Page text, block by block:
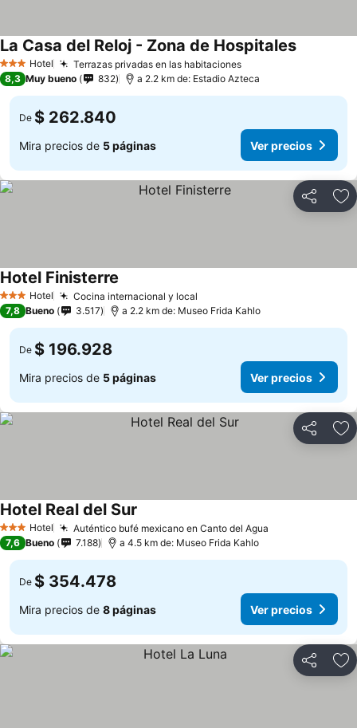
3 Estrellas
Hotel Terrazas privadas en las habitacionesVer precios
La Casa del Reloj - Zona de HospitalesVer
8,3 Muy bueno 832 a 2.2 km de: Estadio Azteca
De $ 262.840
Mira precios de 5 páginas Ver precios
Compartir
3 Estrellas
Hotel Cocina internacional y local
Hotel Finisterre
7,8 Bueno 3.517 a 2.2 km de: Museo Frida Kahlo
De $ 196.928
Mira precios de 5 páginas Ver precios
Compartir
3 Estrellas
Hotel Auténtico bufé mexicano en Canto del Agua
Hotel Real del Sur
7,6 Bueno 7.188 a 4.5 km de: Museo Frida Kahlo
De $ 354.478
Mira precios de 8 páginas Ver precios
Compartir